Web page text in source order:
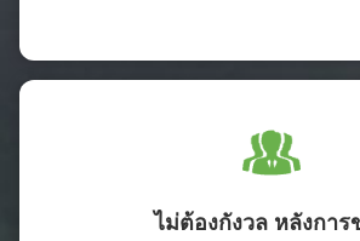
ไม่ต้องกังวล หลังการ